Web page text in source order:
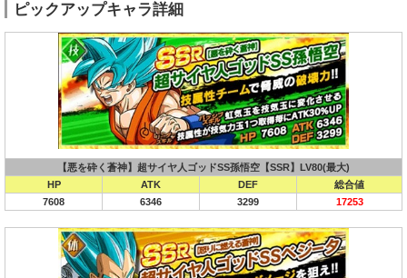
ピックアップキャラ詳細
【悪を砕く蒼神】超サイヤ人ゴッドSS孫悟空【SSR】LV80(最大)
HP
ATK DEF
総合値
7608
6346 3299 17253